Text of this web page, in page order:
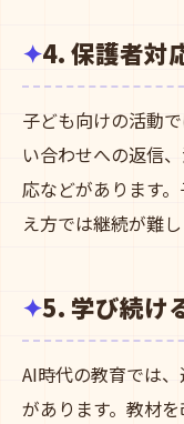
4. 保護者対
子ども向けの活動
い合わせへの返信
応などがあります
え方では継続が難し
5. 学び続け
AI時代の教育では
があります。教材